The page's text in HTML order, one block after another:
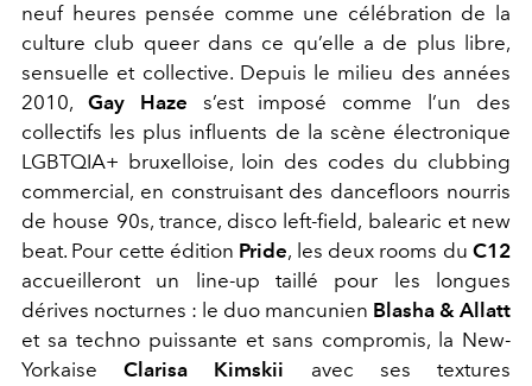
neuf heures pensée comme une célébration de la
culture club queer dans ce qu’elle a de plus libre,
sensuelle et collective. Depuis le milieu des années
2010, Gay Haze s’est imposé comme l’un des
collectifs les plus influents de la scène électronique
LGBTQIA+ bruxelloise, loin des codes du clubbing
commercial, en construisant des dancefloors nourris
de house 90s, trance, disco left-field, balearic et new
beat. Pour cette édition Pride, les deux rooms duC12
accueilleront un line-up taillé pour les longues
dérives nocturnes : le duo mancunien Blasha & Allatt
et sa techno puissante et sans compromis, la New-
YorkaiseClarisa Kimskii avec ses textures